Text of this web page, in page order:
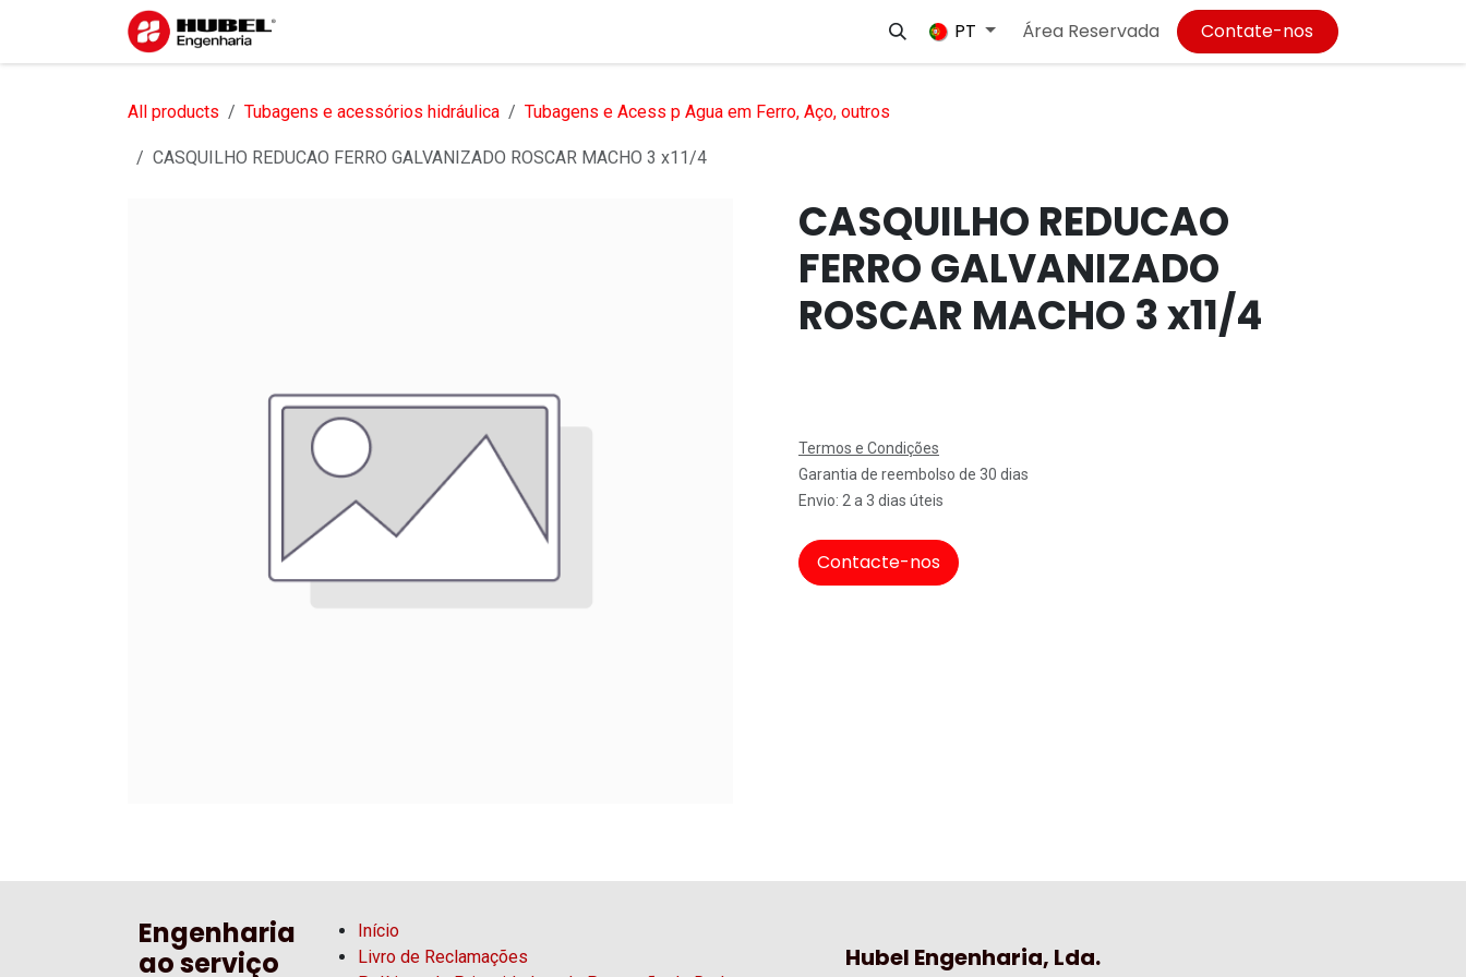
Pular para o conteúdo
Empregos
PT Área Reservada Contate-nos
All products Tubagens e acessórios hidráulica Tubagens e Acess p Agua em Ferro, Aço, outros
CASQUILHO REDUCAO FERRO GALVANIZADO ROSCAR MACHO 3 x11/4
CASQUILHO REDUCAO
FERRO GALVANIZADO
ROSCAR MACHO 3 x11/4
Termos e Condições
Garantia de reembolso de 30 dias
Envio: 2 a 3 dias úteis
Contacte-nos
Hubel Engenharia, Lda.
Engenharia
ao serviço
Início
Livro de Reclamações